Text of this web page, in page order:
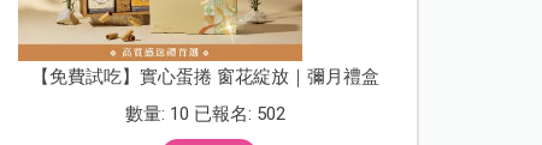
【免費試吃】實心蛋捲 窗花綻放｜彌月禮盒
數量: 10 已報名: 502